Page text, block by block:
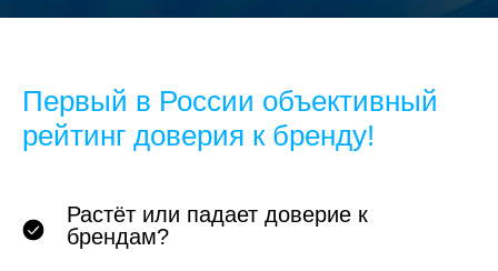
Первый в России объективный
рейтинг доверия к бренду!
Растёт или падает доверие к
брендам?